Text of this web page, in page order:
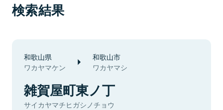
検索結果
和歌山県
ワカヤマケン
和歌山市
ワカヤマシ
雑賀屋町東ノ丁
サイカヤマチヒガシノチョウ